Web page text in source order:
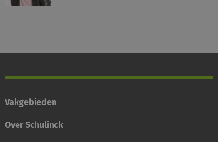
Vakgebieden
Over Schulinck